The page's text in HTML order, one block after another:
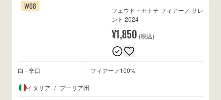
W08
フェウド・モナチ フィアーノ サレ
ント 2024
¥1,850 (税込)
白 - 辛口 フィアーノ100%
イタリア / プーリア州